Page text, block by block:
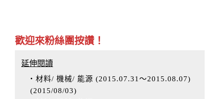
歡迎來粉絲團按讚！
延伸閱讀
‧材料/ 機械/ 能源 (2015.07.31～2015.08.07)
(2015/08/03)